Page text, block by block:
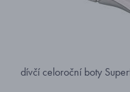
dívčí celoroční boty